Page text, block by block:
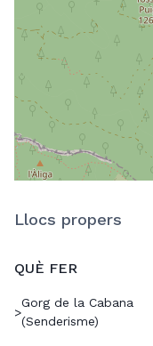
Llocs propers
QUÈ FER
>
Gorg de la Cabana
(Senderisme)